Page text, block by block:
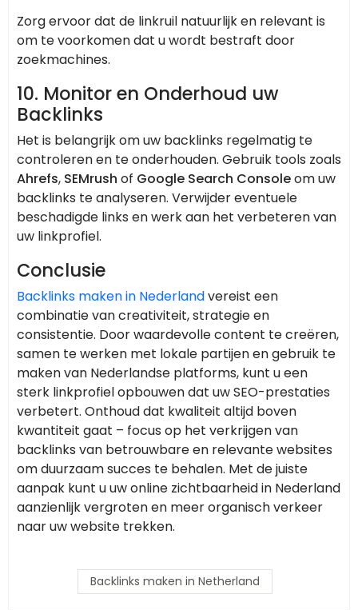
Zorg ervoor dat de linkruil natuurlijk en relevant is
om te voorkomen dat u wordt bestraft door
zoekmachines.
10. Monitor en Onderhoud uw
Backlinks
Het is belangrijk om uw backlinks regelmatig te
controleren en te onderhouden. Gebruik tools zoals
Ahrefs, SEMrush of Google Search Consoleom uw
backlinks te analyseren. Verwijder eventuele
beschadigde links en werk aan het verbeteren van
uw linkprofiel.
Conclusie
Backlinks maken in Nederlandvereist een
combinatie van creativiteit, strategie en
consistentie. Door waardevolle content te creëren,
samen te werken met lokale partijen en gebruik te
maken van Nederlandse platforms, kunt u een
sterk linkprofiel opbouwen dat uw SEO-prestaties
verbetert. Onthoud dat kwaliteit altijd boven
kwantiteit gaat – focus op het verkrijgen van
backlinks van betrouwbare en relevante websites
om duurzaam succes te behalen. Met de juiste
aanpak kunt u uw online zichtbaarheid in Nederland
aanzienlijk vergroten en meer organisch verkeer
naar uw website trekken.
Backlinks maken in Netherland